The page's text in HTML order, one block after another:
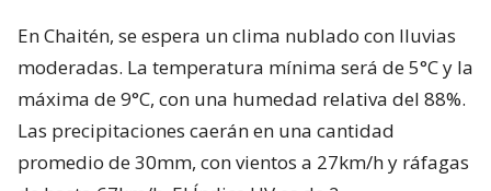
En Chaitén, se espera un clima nublado con lluvias
moderadas. La temperatura mínima será de 5°C y la
máxima de 9°C, con una humedad relativa del 88%.
Las precipitaciones caerán en una cantidad
promedio de 30mm, con vientos a 27km/h y ráfagas